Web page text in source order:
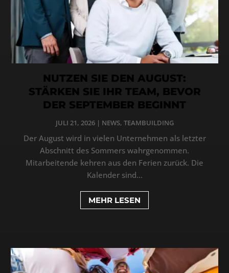
NUTZEN SIE DEN AUGUST:
STÄRKEN SIE IHR TEAM, BEVOR
DER SEPTEMBER BEGINNT
JULI 21, 2026| NEWS, TEAMBUILDING
Der August wird in vielen Unternehmen als letzter
Abschnitt des Sommers wahrgenommen.
Mitarbeitende kehren aus den Ferien zurück. Die
Kalender sind...
MEHR LESEN